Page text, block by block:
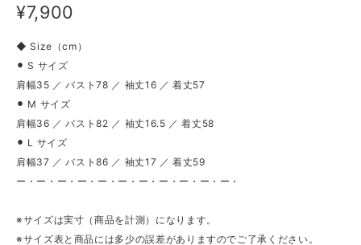
¥7,900
◆ Size（cm）
⚫︎ S サイズ
肩幅35 ／ バスト78 ／ 袖丈16 ／ 着丈57
⚫︎ M サイズ
肩幅36 ／ バスト82 ／ 袖丈16.5 ／ 着丈58
⚫︎ L サイズ
肩幅37 ／ バスト86 ／ 袖丈17 ／ 着丈59
ー・ー・ー・ー・ー・ー・ー・ー・ー・ー・ー・
※サイズは実寸（商品を計測）になります。
※サイズ表と商品には多少の誤差がありますのでご了承ください。